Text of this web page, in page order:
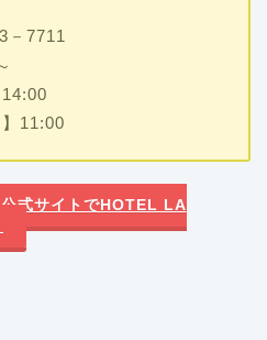
－7711
14:00
】11:00
式サイトでHOTEL LA